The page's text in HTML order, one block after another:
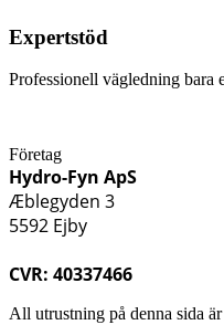
Expertstöd
Professionell vägledning bara
Företag
Hydro-Fyn ApS
Æblegyden 3
5592 Ejby
CVR: 40337466
All utrustning på denna sida